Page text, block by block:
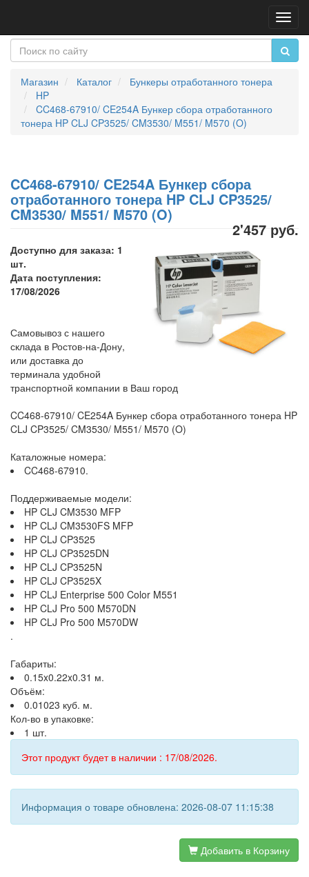
Магазин Каталог
Бункеры отработанного тонера
HP
CC468-67910/ CE254A Бункер сбора отработанного
тонера HP CLJ CP3525/ CM3530/ M551/ M570 (O)
CC468-67910/ CE254A Бункер сбора
отработанного тонера HP CLJ CP3525/
CM3530/ M551/ M570 (O)
2'457 руб.
Доступно для заказа: 1
шт.
Дата поступления:
17/08/2026
Самовывоз с нашего
склада в Ростов-на-Дону,
или доставка до
терминала удобной
транспортной компании в Ваш город
CC468-67910/ CE254A Бункер сбора отработанного тонера HP
CLJ CP3525/ CM3530/ M551/ M570 (O)
Каталожные номера:
CC468-67910.
Поддерживаемые модели:
HP CLJ CM3530 MFP
HP CLJ CM3530FS MFP
HP CLJ CP3525
HP CLJ CP3525DN
HP CLJ CP3525N
HP CLJ CP3525X
HP CLJ Enterprise 500 Color M551
HP CLJ Pro 500 M570DN
HP CLJ Pro 500 M570DW
.
Габариты:
0.15x0.22x0.31 м.
Объём:
0.01023 куб. м.
Кол-во в упаковке:
1 шт.
Этот продукт будет в наличии : 17/08/2026.
Информация о товаре обновлена: 2026-08-07 11:15:38
Добавить в Корзину